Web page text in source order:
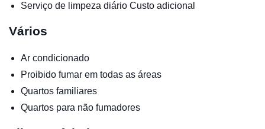
Serviço de limpeza diário Custo adicional
Vários
Ar condicionado
Proibido fumar em todas as áreas
Quartos familiares
Quartos para não fumadores